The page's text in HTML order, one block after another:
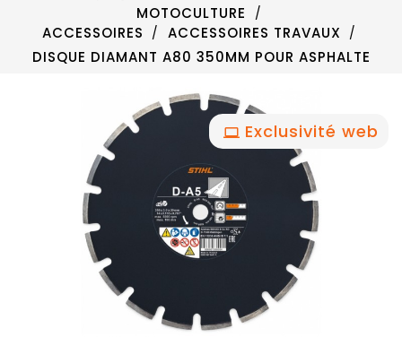
MOTOCULTURE
ACCESSOIRES
ACCESSOIRES TRAVAUX
DISQUE DIAMANT A80 350MM POUR ASPHALTE
Exclusivité web